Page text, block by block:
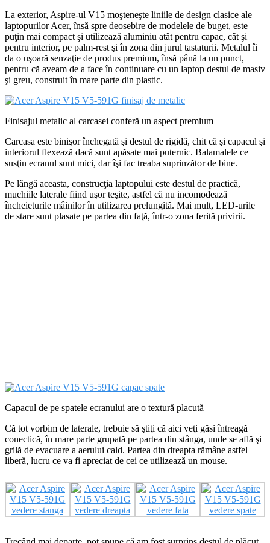
La exterior, Aspire-ul V15 moşteneşte liniile de design clasice ale
laptopurilor Acer, însă spre deosebire de modelele de buget, este
puţin mai compact şi utilizează aluminiu atât pentru capac, cât şi
pentru interior, pe palm-rest şi în zona din jurul tastaturii. Metalul îi
da o uşoară senzaţie de produs premium, însă până la un punct,
pentru că aveam de a face în continuare cu un laptop destul de masiv
şi greu, construit în mare parte din plastic.
Finisajul metalic al carcasei conferă un aspect premium
Carcasa este binişor închegată şi destul de rigidă, chit că şi capacul şi
interiorul flexează dacă sunt apăsate mai puternic. Balamalele ce
susţin ecranul sunt mici, dar îşi fac treaba suprinzător de bine.
Pe lângă aceasta, construcţia laptopului este destul de practică,
muchiile laterale fiind uşor teşite, astfel că nu incomodează
încheieturile mâinilor în utilizarea prelungită. Mai mult, LED-urile
de stare sunt plasate pe partea din faţă, într-o zona ferită privirii.
Capacul de pe spatele ecranului are o textură placută
Că tot vorbim de laterale, trebuie să ştiţi că aici veţi găsi întreagă
conectică, în mare parte grupată pe partea din stânga, unde se află şi
grilă de evacuare a aerului cald. Partea din dreapta rămâne astfel
liberă, lucru ce va fi apreciat de cei ce utilizează un mouse.